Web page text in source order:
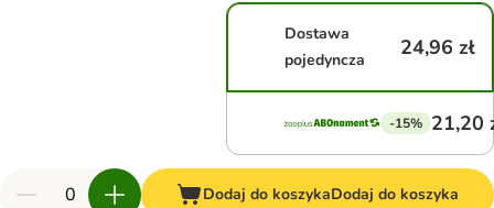
Dostawa
pojedyncza
24,96 zł
-15% 21,20
Dodaj do koszykaDodaj do koszyka